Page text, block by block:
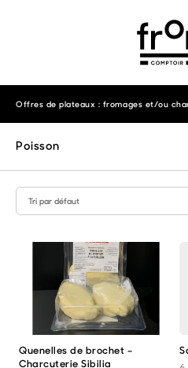
Offres de plateaux : fromages et/ou
Poisson
Quenelles de brochet –
Charcuterie Sibilia